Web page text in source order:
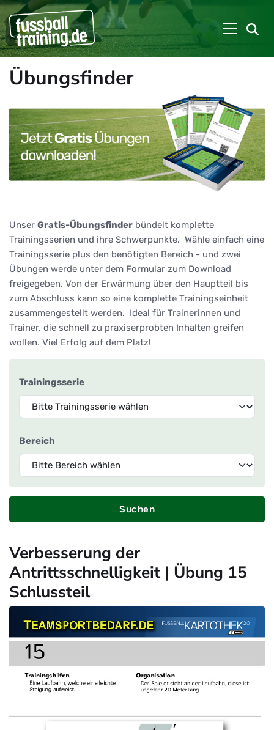
Übungsfinder
Unser Gratis-Übungsfinder bündelt komplette
Trainingsserien und ihre Schwerpunkte. Wähle einfach eine
Trainingsserie plus den benötigten Bereich - und zwei
Übungen werde unter dem Formular zum Download
freigegeben. Von der Erwärmung über den Hauptteil bis
zum Abschluss kann so eine komplette Trainingseinheit
zusammengestellt werden. Ideal für Trainerinnen und
Trainer, die schnell zu praxiserprobten Inhalten greifen
wollen. Viel Erfolg auf dem Platz!
Trainingsserie
Bereich
Suchen
Verbesserung der
Antrittsschnelligkeit | Übung 15
Schlussteil